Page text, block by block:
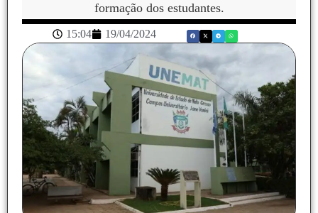
formação dos estudantes.
15:04 19/04/2024